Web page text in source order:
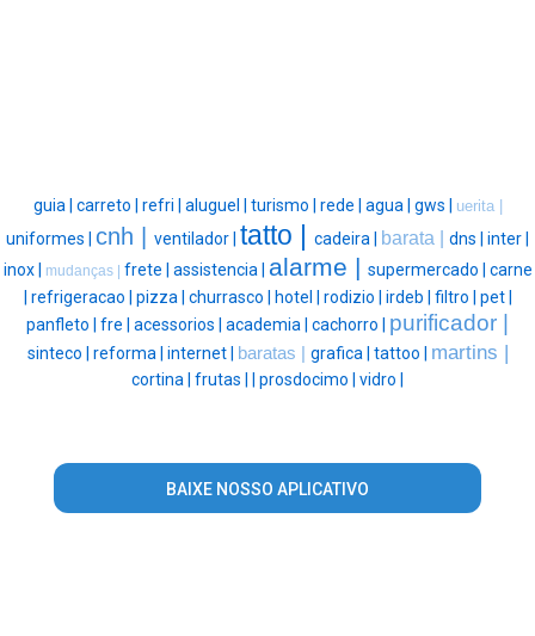
guia | carreto | refri | aluguel | turismo | rede | agua | gws | uerita |
uniformes | cnh | ventilador | tatto | cadeira | barata | dns | inter |
inox |
mudanças | frete | assistencia | alarme | supermercado | carne
refrigeracao | pizza | churrasco | hotel | rodizio | irdeb | filtro | pet |
panfleto | fre | acessorios | academia | cachorro | purificador |
sinteco | reforma | internet | baratas | grafica | tattoo | martins |
cortina | frutas | prosdocimo | vidro |
BAIXE NOSSO APLICATIVO